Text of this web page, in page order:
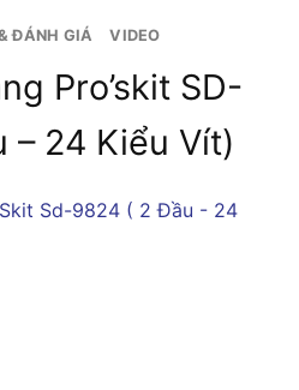
ĐÁNH GIÁ VIDEO
Pro’skit SD-
– 24 Kiểu Vít)